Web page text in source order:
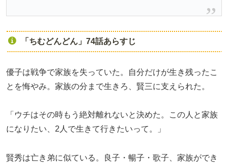
「ちむどんどん」74話あらすじ
優子は戦争で家族を失っていた。自分だけが生き残ったこ
とを悔やみ。家族の分まで生きろ、賢三に支えられた。
「ウチはその時もう絶対離れないと決めた。この人と家族
になりたい、2人で生きて行きたいって。」
賢秀は亡き弟に似ている。良子・暢子・歌子、家族ができ